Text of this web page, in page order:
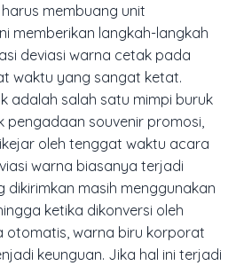
membuang unit
memberikan langkah-langkah
deviasi warna cetak pada
waktu yang sangat ketat.
adalah salah satu mimpi buruk
souvenir promosi,
oleh tenggat waktu acara
warna biasanya terjadi
dikirimkan masih menggunakan
ketika dikonversi oleh
otomatis, warna biru korporat
keunguan. Jika hal ini terjadi